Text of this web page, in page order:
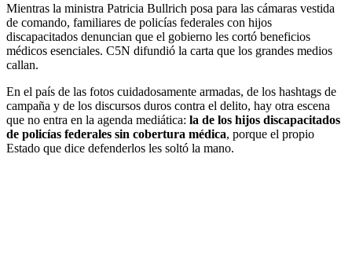
Mientras la ministra Patricia Bullrich posa para las cámaras vestida
de comando, familiares de policías federales con hijos
discapacitados denuncian que el gobierno les cortó beneficios
médicos esenciales. C5N difundió la carta que los grandes medios
callan.
En el país de las fotos cuidadosamente armadas, de los hashtags de
campaña y de los discursos duros contra el delito, hay otra escena
que no entra en la agenda mediática: la de los hijos discapacitados
de policías federales sin cobertura médica, porque el propio
Estado que dice defenderlos les soltó la mano.